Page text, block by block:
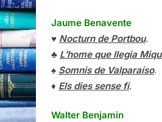
Jaume Benavente
♥ Nocturn de Portbou.
♣ L’home que llegia
♠ Somnis de Valparaíso.
♦ Els dies sense fi.
Walter Benjamin